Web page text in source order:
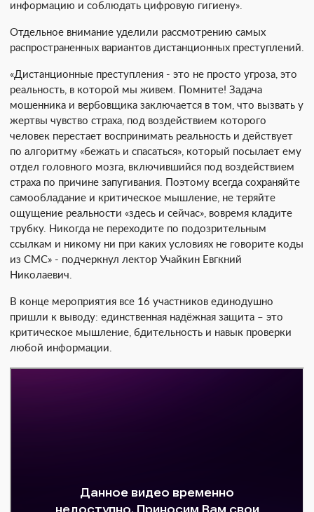
информацию и соблюдать цифровую гигиену».
Отдельное внимание уделили рассмотрению самых
распространенных вариантов дистанционных преступлений.
«Дистанционные преступления - это не просто угроза, это
реальность, в которой мы живем. Помните! Задача
мошенника и вербовщика заключается в том, что вызвать у
жертвы чувство страха, под воздействием которого
человек перестает воспринимать реальность и действует
по алгоритму «бежать и спасаться», который посылает ему
отдел головного мозга, включившийся под воздействием
страха по причине запугивания. Поэтому всегда сохраняйте
самообладание и критическое мышление, не теряйте
ощущение реальности «здесь и сейчас», вовремя кладите
трубку. Никогда не переходите по подозрительным
ссылкам и никому ни при каких условиях не говорите коды
из СМС» - подчеркнул лектор Учайкин Евгкний
Николаевич.
В конце мероприятия все 16 участников единодушно
пришли к выводу: единственная надёжная защита – это
критическое мышление, бдительность и навык проверки
любой информации.